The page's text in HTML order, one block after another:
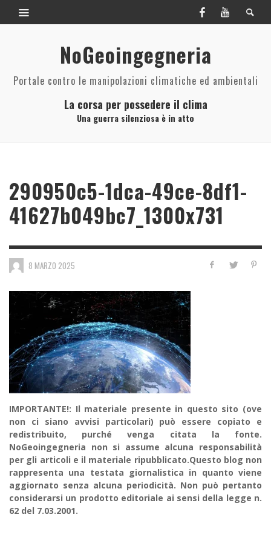
NoGeoingegneria
Portale contro le manipolazioni climatiche ed ambientali
La corsa per possedere il clima
Una guerra silenziosa è in atto
290950c5-1dca-49ce-8df1-
41627b049bc7_1300x731
8 MARZO 2025
IMPORTANTE!: Il materiale presente in questo sito (ove
non ci siano avvisi particolari) può essere copiato e
redistribuito, purché venga citata la fonte.
NoGeoingegneria non si assume alcuna responsabilità
per gli articoli e il materiale ripubblicato.Questo blog non
rappresenta una testata giornalistica in quanto viene
aggiornato senza alcuna periodicità. Non può pertanto
considerarsi un prodotto editoriale ai sensi della legge n.
62 del 7.03.2001.